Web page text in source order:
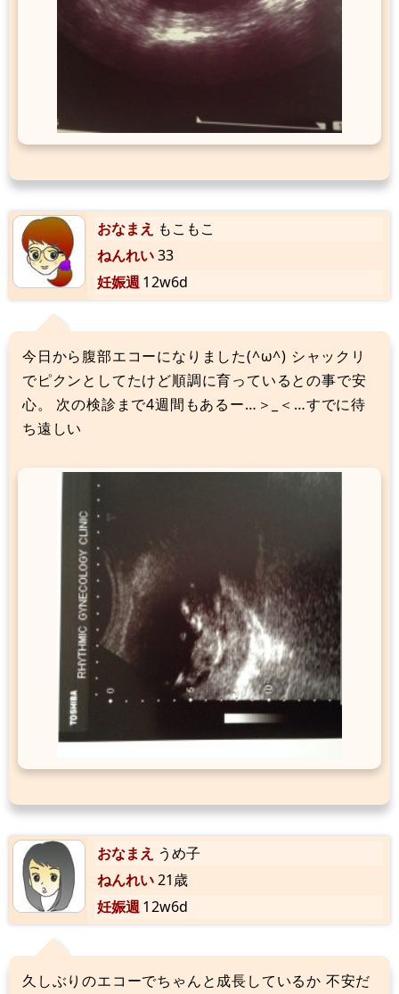
おなまえ もこもこ
ねんれい33
妊娠週12w6d
今日から腹部エコーになりました(^ω^) シャックリ
でピクンとしてたけど順調に育っているとの事で安
心。 次の検診まで4週間もあるー…＞_＜…すでに待
ち遠しい
おなまえ うめ子
ねんれい21歳
妊娠週12w6d
久しぶりのエコーでちゃんと成長しているか 不安だ